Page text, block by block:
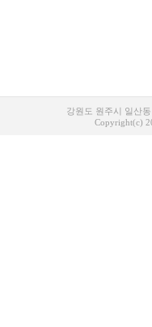
강원도 원주시 일산
Copyright(c)